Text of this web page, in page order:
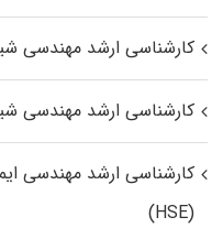
کارشناسی ارشد مهندسی
کارشناسی ارشد مهندسی
کارشناسی ارشد مهندسی
(HSE)